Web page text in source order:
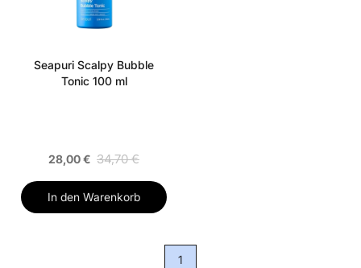
Seapuri Scalpy Bubble
Tonic 100 ml
28,00 € 34,70 €
In den Warenkorb
1